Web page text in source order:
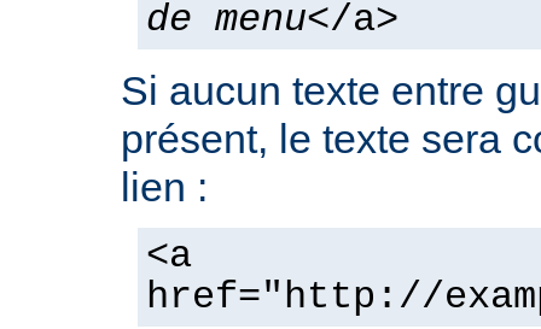
de menu</a>
Si aucun texte entre
présent, le texte sera
lien :
<a
href="http://